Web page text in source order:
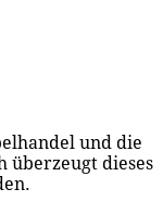
und die
überzeugt dieses